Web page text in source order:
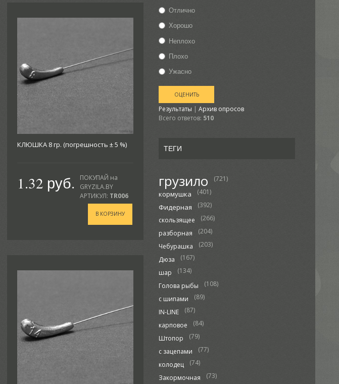
Отлично
Хорошо
Неплохо
Плохо
Ужасно
Результаты
Архив опросов
Всего ответов: 510
ТЕГИ
грузило (721)
кормушка (401)
Фидерная
(392)
скользящее
(266)
разборная
(204)
Чебурашка
(203)
Дюза
(167)
шар
(134)
Голова рыбы
(108)
с шипами
(89)
IN-LINE
(87)
карповое
(84)
Штопор
(79)
с зацепами
(77)
колодец
(74)
Закормочная
(73)
КЛЮШКА 8 гр. (погрешность ± 5 %)
1.32 руб.
ПОКУПАЙ на
GRYZILA.BY
АРТИКУЛ: TR006
В КОРЗИНУ